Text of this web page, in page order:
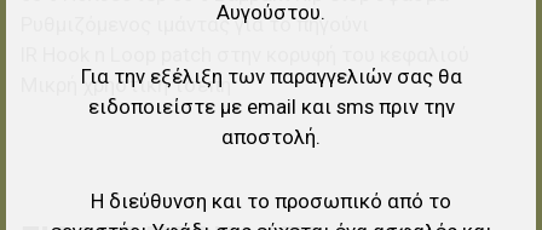
Ρυθμιζόμενος ιμάντας για το πηγούνι
Μικρή χρηστική τσέπη
Αυγούστου.
Για την εξέλιξη των παραγγελιών σας θα
ειδοποιείστε με email και sms πριν την
αποστολή.
Η διεύθυνση και το προσωπικό από το